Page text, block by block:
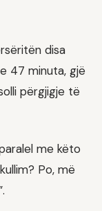
disa
47 minuta, gjë
përgjigje të
me këto
Po, më